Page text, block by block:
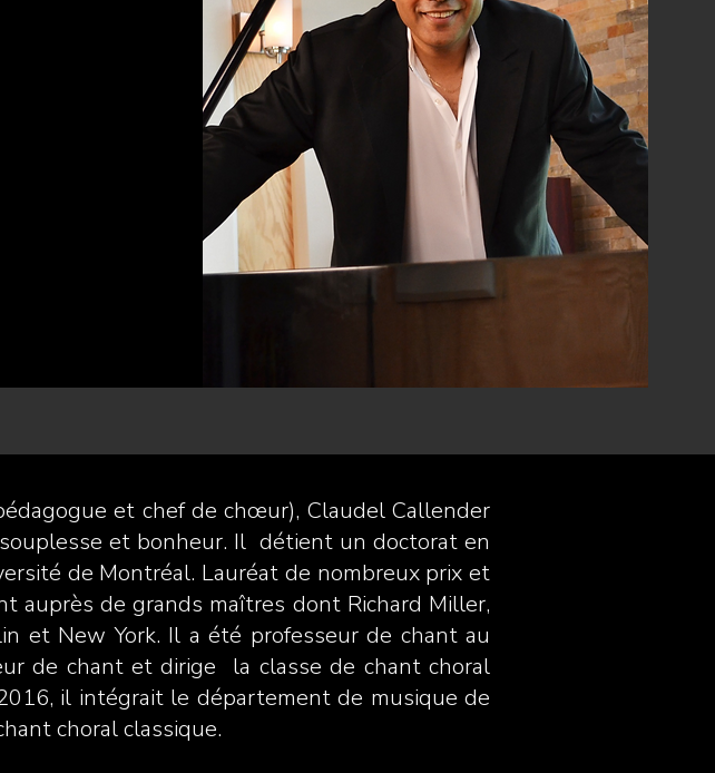
et chef de chœur), Claudel Callender
et bonheur. Il détient un doctorat en
de Montréal. Lauréat de nombreux prix et
auprès de grands maîtres dont Richard Miller,
et New York. Il a été professeur de chant au
de chant et dirige la classe de chant choral
il intégrait le département de musique de
choral classique.